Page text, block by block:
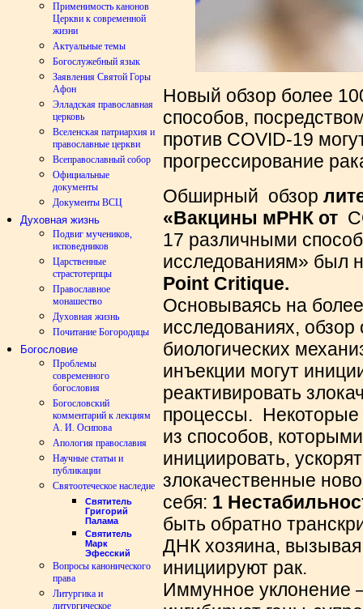
Применимость канонов
Церкви к современной
жизни
Актуальные темы
Богослужебный язык
Заявления Святой Горы
Афон
Элладская православная
церковь
Вселенская патриархия и
православные церкви
Всеправославный собор
Официальные
документы
Документы ВСЦ
Духовная жизнь
Подвиг мучеников,
исповедников
Царственные
страстотерпцы
Православное
монашество
Духовная жизнь
Почитание Богородицы
Богословие
Проблемы
современного
богословия
Богословский
комментарий к лекциям
А. И. Осипова
Апология православия
Научные статьи и
публикации
Святоотеческое наследие
Святитель
Григорий
Палама
Святитель
Марк
Эфесский
Вопросы канонического
права
Литургика и
литургическое
Новый обзор более
способов,
против COVID-19
прогрессирование
Обширный обзор
«Вакцины мРНК от
17 различными
исследованиям» был
Point Critique.
Основываясь на
исследованиях,
биологических
инъекции могут
реактивировать
процессы. Некоторые
из способов,
инициировать,
злокачественные
себя: 1
быть обратно
ДНК хозяина,
инициируют рак.
Иммунное уклонение